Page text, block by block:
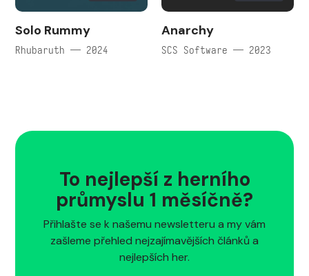
Solo Rummy
Rhubaruth — 2024
Anarchy
SCS Software — 2023
To nejlepší z herního
průmyslu 1 měsíčně?
Přihlašte se k našemu newsletteru a my vám
zašleme přehled nejzajímavějších článků a
nejlepších her.